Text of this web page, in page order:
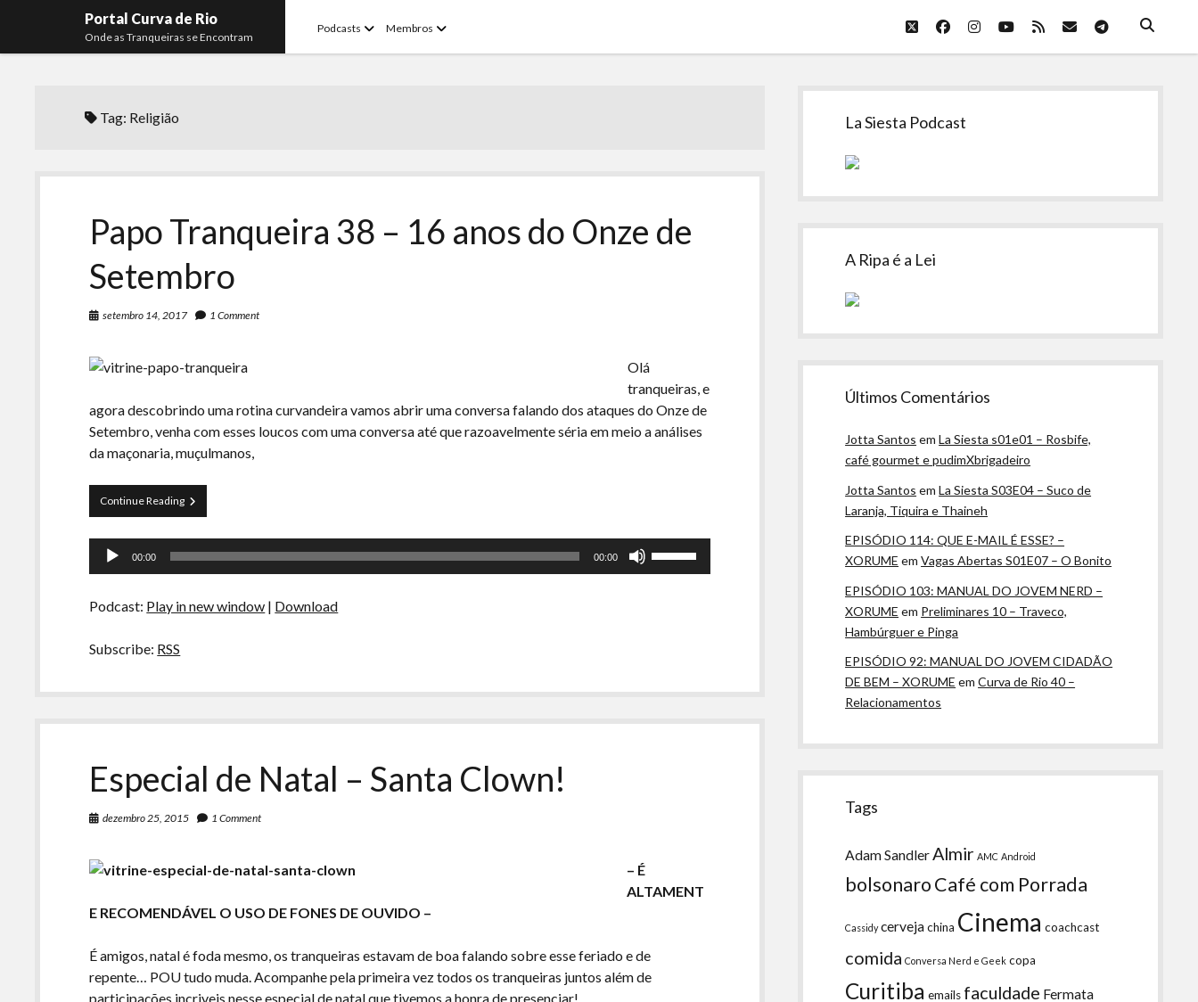
Portal Curva de Rio
Onde as Tranqueiras se Encontram
Podcasts openMembros open
twitterfacebookinstagram
youtube
rss emailtelegram
Tag: Religião
Papo Tranqueira 38 – 16 anos do Onze de
Setembro
setembro 14, 2017 1 Comment
Olá
tranqueiras, e
agora descobrindo uma rotina curvandeira vamos abrir uma conversa falando dos ataques do Onze de
Setembro, venha com esses loucos com uma conversa até que razoavelmente séria em meio a análises
da maçonaria, muçulmanos,
Continue ReadingPapo
Tranqueira
16
Onze
Tocador
00:00 00:00
Podcast: Play in new window | Download
Subscribe: RSS
Especial de Natal – Santa Clown!
dezembro 25, 2015 1 Comment
– É
ALTAMENT
E RECOMENDÁVEL O USO DE FONES DE OUVIDO –
É amigos, natal é foda mesmo, os tranqueiras estavam de boa falando sobre esse feriado e de
repente… POU tudo muda. Acompanhe pela primeira vez todos os tranqueiras juntos além de
participações incriveis nesse especial de natal que tivemos a honra de presenciar!
Sidebar
La Siesta Podcast
A Ripa é a Lei
Últimos Comentários
Jotta Santos emLa Siesta s01e01 – Rosbife,
café gourmet e pudimXbrigadeiro
Jotta Santos emLa Siesta S03E04 – Suco de
Laranja, Tiquira e Thaineh
EPISÓDIO 114: QUE E-MAIL É ESSE? –
XORUME emVagas Abertas S01E07 – O Bonito
EPISÓDIO 103: MANUAL DO JOVEM NERD –
XORUME em Preliminares 10 – Traveco,
Hambúrguer e Pinga
EPISÓDIO 92: MANUAL DO JOVEM CIDADÃO
DE BEM – XORUME emCurva de Rio 40 –
Relacionamentos
Tags
Adam Sandler Almir AMC Android
bolsonaroCafé com Porrada
Cassidy cervejachina Cinema coachcast
comida Conversa Nerd e Geek copa
Curitiba emails faculdade Fermata